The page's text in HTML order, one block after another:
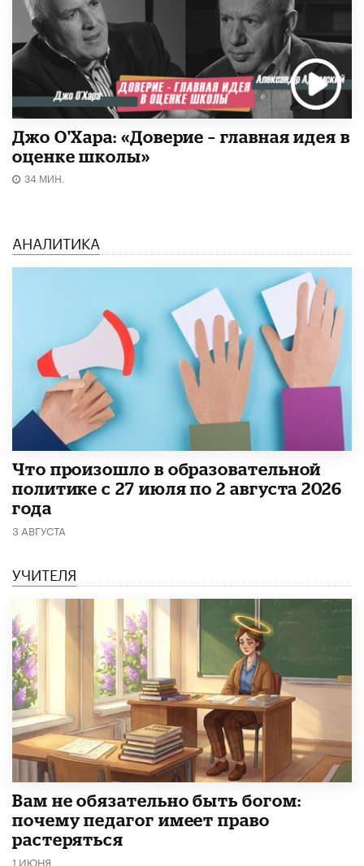
Джо О'Хара: «Доверие – главная идея в
оценке школы»
34 МИН.
АНАЛИТИКА
​Что произошло в образовательной
политике с 27 июля по 2 августа 2026
года
3 АВГУСТА
УЧИТЕЛЯ
​Вам не обязательно быть богом:
почему педагог имеет право
растеряться
1 ИЮНЯ